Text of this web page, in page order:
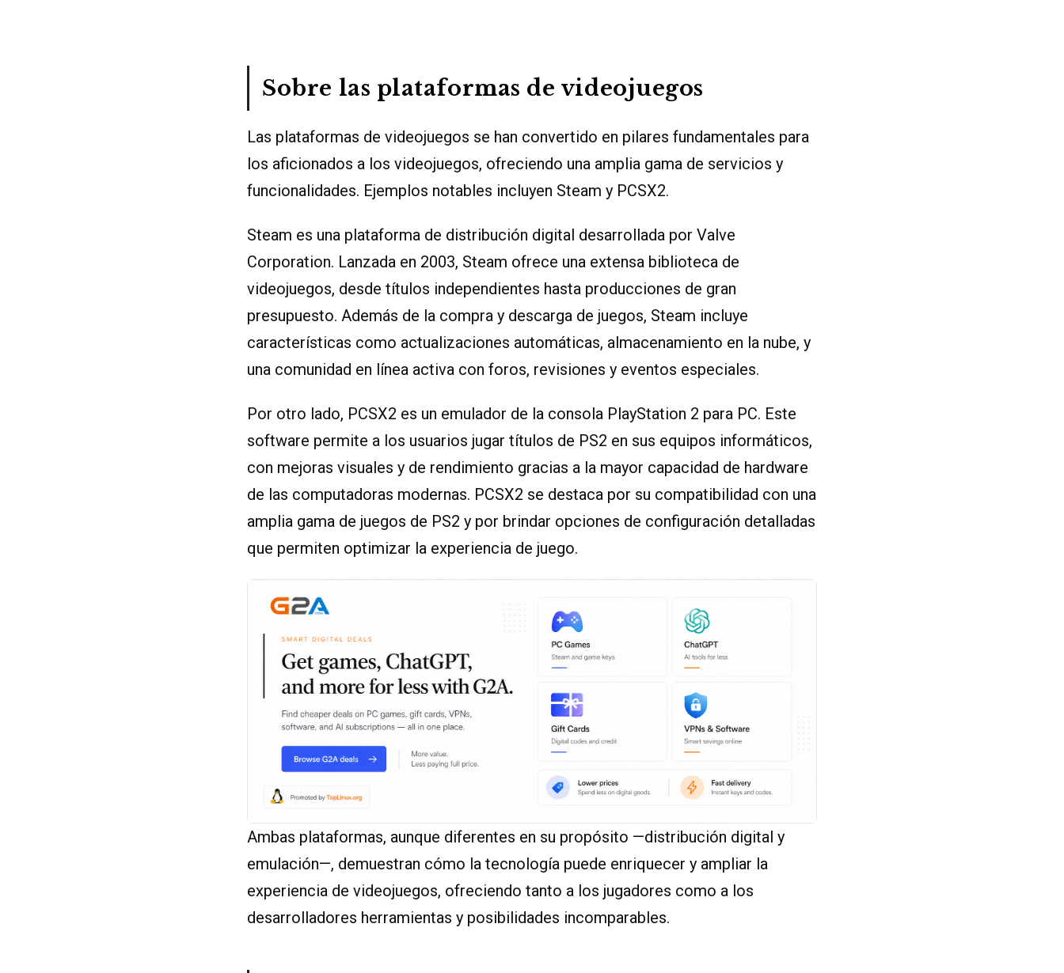
Sobre las plataformas de videojuegos
Las plataformas de videojuegos se han convertido en pilares fundamentales para
los aficionados a los videojuegos, ofreciendo una amplia gama de servicios y
funcionalidades. Ejemplos notables incluyen Steam y PCSX2.
Steam es una plataforma de distribución digital desarrollada por Valve
Corporation. Lanzada en 2003, Steam ofrece una extensa biblioteca de
videojuegos, desde títulos independientes hasta producciones de gran
presupuesto. Además de la compra y descarga de juegos, Steam incluye
características como actualizaciones automáticas, almacenamiento en la nube, y
una comunidad en línea activa con foros, revisiones y eventos especiales.
Por otro lado, PCSX2 es un emulador de la consola PlayStation 2 para PC. Este
software permite a los usuarios jugar títulos de PS2 en sus equipos informáticos,
con mejoras visuales y de rendimiento gracias a la mayor capacidad de hardware
de las computadoras modernas. PCSX2 se destaca por su compatibilidad con una
amplia gama de juegos de PS2 y por brindar opciones de configuración detalladas
que permiten optimizar la experiencia de juego.
Ambas plataformas, aunque diferentes en su propósito —distribución digital y
emulación—, demuestran cómo la tecnología puede enriquecer y ampliar la
experiencia de videojuegos, ofreciendo tanto a los jugadores como a los
desarrolladores herramientas y posibilidades incomparables.